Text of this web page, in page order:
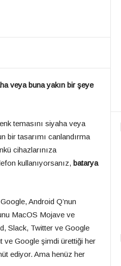
veya buna yakın bir şeye
temasını siyaha veya
bir tasarımı canlandırma
cihazlarınıza
kullanıyorsanız, batarya
Android Q’nun
MacOS Mojave ve
Slack, Twitter ve Google
ve Google şimdi ürettiği her
ediyor. Ama henüz her